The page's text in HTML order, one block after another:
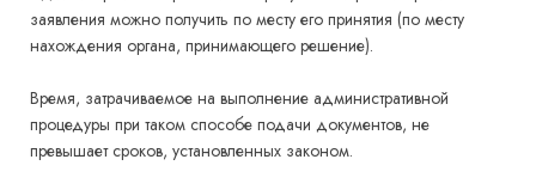
заявления можно получить по месту его принятия (по месту
нахождения органа, принимающего решение).
Время, затрачиваемое на выполнение административной
процедуры при таком способе подачи документов, не
превышает сроков, установленных законом.